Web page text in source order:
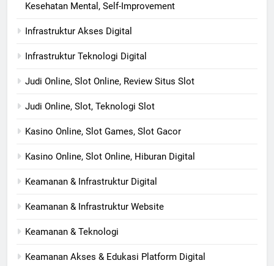
Kesehatan Mental, Self-Improvement
Infrastruktur Akses Digital
Infrastruktur Teknologi Digital
Judi Online, Slot Online, Review Situs Slot
Judi Online, Slot, Teknologi Slot
Kasino Online, Slot Games, Slot Gacor
Kasino Online, Slot Online, Hiburan Digital
Keamanan & Infrastruktur Digital
Keamanan & Infrastruktur Website
Keamanan & Teknologi
Keamanan Akses & Edukasi Platform Digital